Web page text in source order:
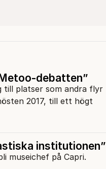
debatten”
till platser som andra flyr
2017, till ett högt
institutionen”
museichef på Capri.